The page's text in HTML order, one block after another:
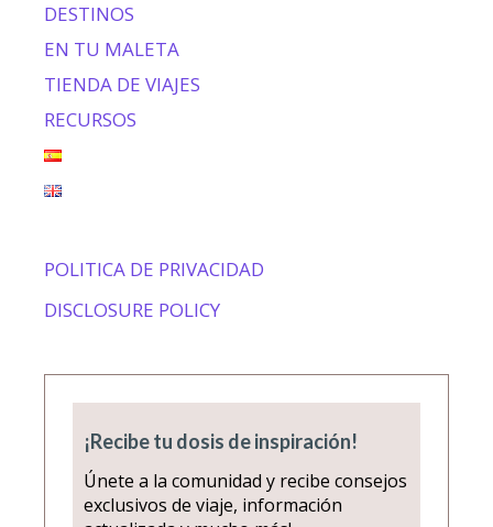
DESTINOS
EN TU MALETA
TIENDA DE VIAJES
RECURSOS
POLITICA DE PRIVACIDAD
DISCLOSURE POLICY
¡Recibe tu dosis de inspiración!
Únete a la comunidad y recibe consejos
exclusivos de viaje, información